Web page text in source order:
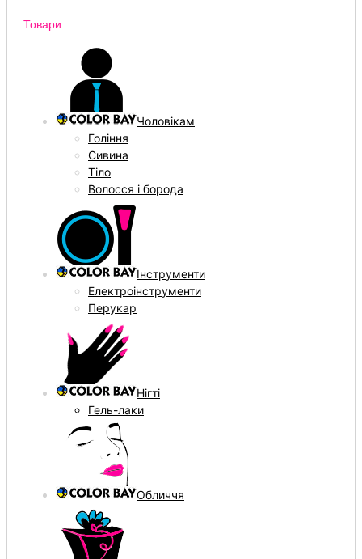
Товари
Чоловікам
Гоління
Сивина
Тіло
Волосся і борода
Інструменти
Електроінструменти
Перукар
Нігті
Гель-лаки
Обличчя